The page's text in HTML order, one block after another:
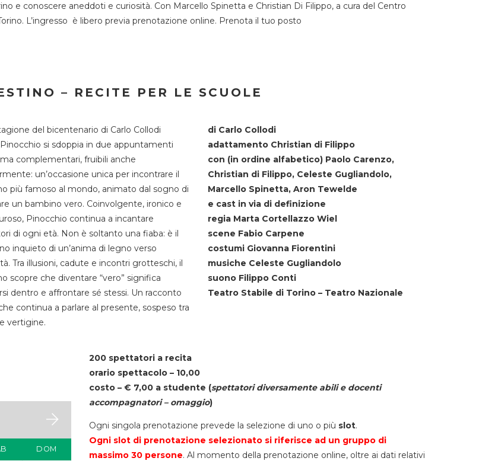
e conoscere aneddoti e curiosità. Con Marcello Spinetta e Christian Di Filippo, a cura del Centro
L’ingresso è libero previa prenotazione online. Prenota il tuo posto
– RECITE PER LE SCUOLE
del bicentenario di Carlo Collodi
Pinocchio si sdoppia in due appuntamenti
complementari, fruibili anche
un’occasione unica per incontrare il
più famoso al mondo, animato dal sogno di
un bambino vero. Coinvolgente, ironico e
Pinocchio continua a incantare
di ogni età. Non è soltanto una fiaba: è il
inquieto di un’anima di legno verso
Tra illusioni, cadute e incontri grotteschi, il
scopre che diventare “vero” significa
dentro e affrontare sé stessi. Un racconto
continua a parlare al presente, sospeso tra
vertigine.
di Carlo Collodi
adattamento Christian di Filippo
con (in ordine alfabetico) Paolo Carenzo,
Christian di Filippo, Celeste Gugliandolo,
Marcello Spinetta, Aron Tewelde
e cast in via di definizione
regia Marta Cortellazzo Wiel
scene Fabio Carpene
costumi Giovanna Fiorentini
musiche Celeste Gugliandolo
suono Filippo Conti
Teatro Stabile di Torino – Teatro Nazionale
DOM
200 spettatori a recita
orario spettacolo – 10,00
costo – € 7,00 a studente (spettatori diversamente abili e docenti
accompagnatori – omaggio)
Ogni singola prenotazione prevede la selezione di uno o più slot.
Ogni slot di prenotazione selezionato si riferisce ad un gruppo di
massimo 30 persone. Al momento della prenotazione online, oltre ai dati relativi